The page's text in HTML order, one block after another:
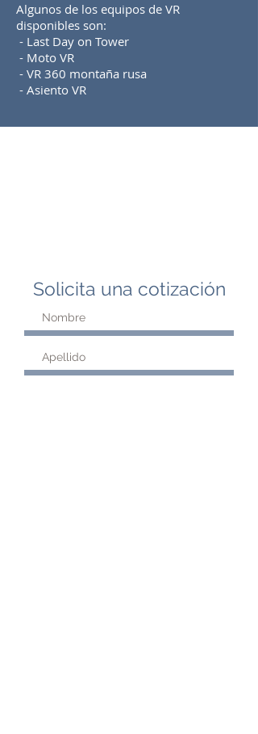
Algunos de los equipos de VR
disponibles son:
- Last Day on Tower
- Moto VR
- VR 360 montaña rusa
- Asiento VR
Solicita una cotización